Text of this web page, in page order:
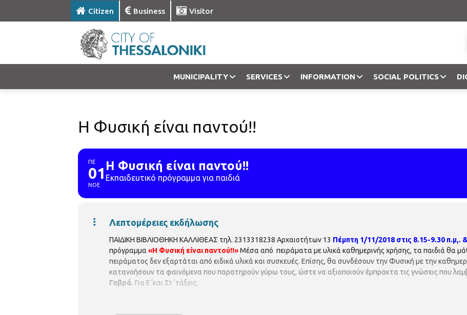
Citizen Business Visitor
MUNICIPALITY SERVICES INFORMATION SOCIAL POLITICS
Η Φυσική είναι παντού!!
ΠΕ
01
ΝΟΕ
Η Φυσική είναι παντού!!
Εκπαιδευτικό πρόγραμμα για παιδιά
Λεπτομέρειες εκδήλωσης
ΠΑΙΔΙΚΗ ΒΙΒΛΙΟΘΗΚΗ ΚΑΛΛΙΘΕΑΣ τηλ. 2313318238 Αρχαιοτήτων 13 Πέμπτη 1/11/2018 στις 8.15-9.30 π.μ,.
πρόγραμμα «Η Φυσική είναι παντού!!»Μέσα από πειράματα με υλικά καθημερινής χρήσης, τα παιδιά θα
πειράματος δεν εξαρτάται από ειδικά υλικά και συσκευές. Επίσης, θα συνδέσουν την Φυσική με την
κατανοήσουν τα φαινόμενα που παρατηρούν γύρω τους, ώστε να αξιοποιούν έμπρακτα τις γνώσεις που
Γαβρά. Για Ε΄και Στ΄τάξεις.